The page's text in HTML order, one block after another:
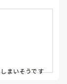
こぼしたと
なさい」と言
なので、私も
にしている言
まいそうです